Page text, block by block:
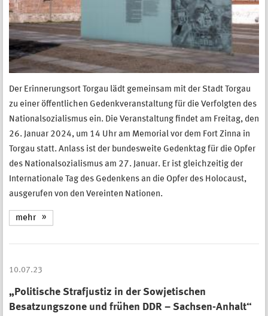
Der Erinnerungsort Torgau lädt gemeinsam mit der Stadt Torgau
zu einer öffentlichen Gedenkveranstaltung für die Verfolgten des
Nationalsozialismus ein. Die Veranstaltung findet am Freitag, den
26. Januar 2024, um 14 Uhr am Memorial vor dem Fort Zinna in
Torgau statt. Anlass ist der bundesweite Gedenktag für die Opfer
des Nationalsozialismus am 27. Januar. Er ist gleichzeitig der
Internationale Tag des Gedenkens an die Opfer des Holocaust,
ausgerufen von den Vereinten Nationen.
mehr
10.07.23
„Politische Strafjustiz in der Sowjetischen
Besatzungszone und frühen DDR – Sachsen-Anhalt“